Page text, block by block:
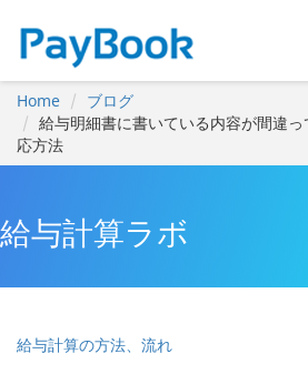
Home
ブログ
給与明細書に書いている内容が間違
応方法
給与計算ラボ
給与計算の方法、流れ